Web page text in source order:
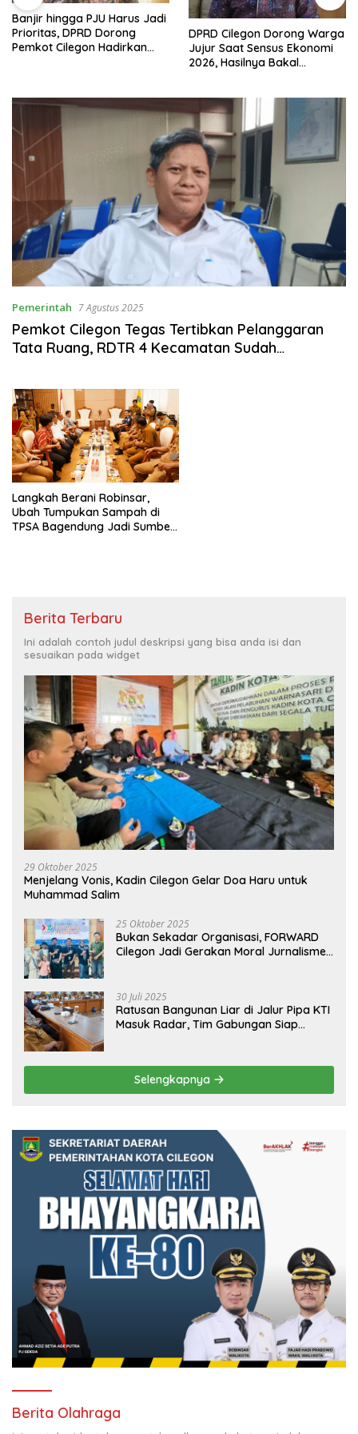
Banjir hingga PJU Harus Jadi
Prioritas, DPRD Dorong
Pemkot Cilegon Hadirkan
DPRD Cilegon Dorong Warga
Jujur Saat Sensus Ekonomi
2026, Hasilnya Bakal
Pemerintah 7 Agustus 2025
Pemkot Cilegon Tegas Tertibkan Pelanggaran
Tata Ruang, RDTR 4 Kecamatan Sudah
Langkah Berani Robinsar,
Ubah Tumpukan Sampah di
TPSA Bagendung Jadi Sumber
Berita Terbaru
Ini adalah contoh judul deskripsi yang bisa anda isi dan
sesuaikan pada widget
29 Oktober 2025
Menjelang Vonis, Kadin Cilegon Gelar Doa Haru untuk
Muhammad Salim
25 Oktober 2025
Bukan Sekadar Organisasi, FORWARD
Cilegon Jadi Gerakan Moral Jurnalisme
30 Juli 2025
Ratusan Bangunan Liar di Jalur Pipa KTI
Masuk Radar, Tim Gabungan Siap
Selengkapnya
Berita Olahraga